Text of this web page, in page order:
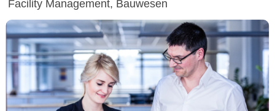
Facility Management, Bauwesen